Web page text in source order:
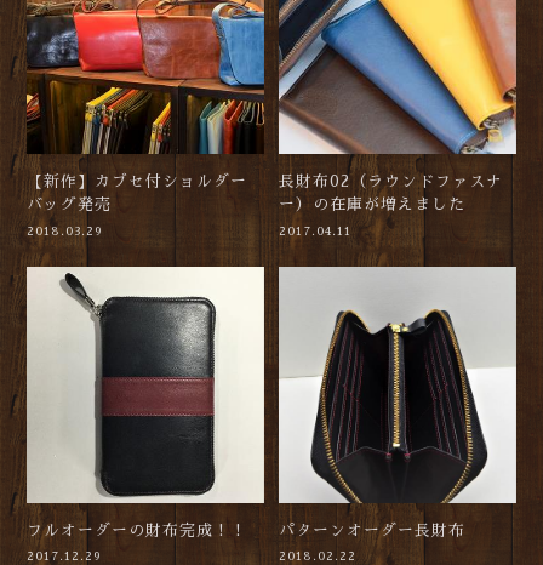
【新作】カブセ付ショルダー
バッグ発売
2018.03.29
長財布02（ラウンドファスナ
ー）の在庫が増えました
2017.04.11
フルオーダーの財布完成！！
2017.12.29
パターンオーダー長財布
2018.02.22